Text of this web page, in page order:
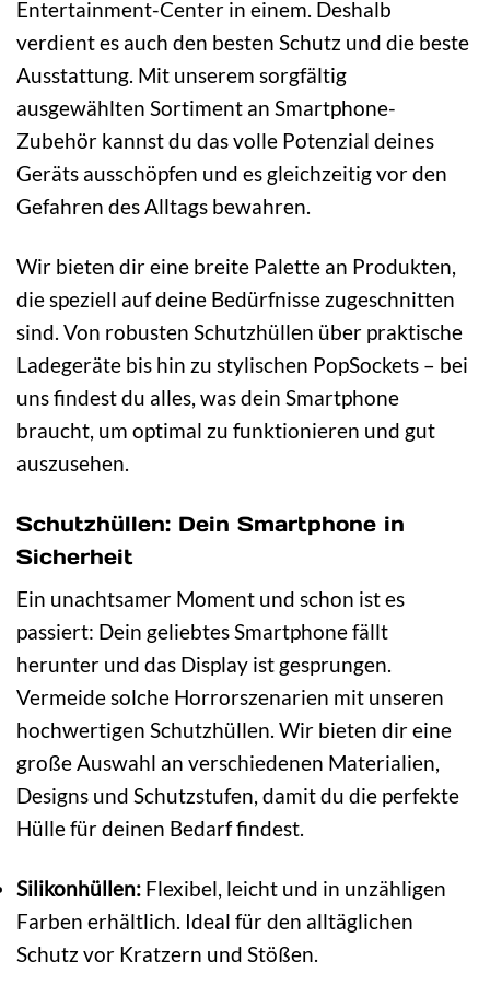
Entertainment-Center in einem. Deshalb
verdient es auch den besten Schutz und die beste
Ausstattung. Mit unserem sorgfältig
ausgewählten Sortiment an Smartphone-
Zubehör kannst du das volle Potenzial deines
Geräts ausschöpfen und es gleichzeitig vor den
Gefahren des Alltags bewahren.
Wir bieten dir eine breite Palette an Produkten,
die speziell auf deine Bedürfnisse zugeschnitten
sind. Von robusten Schutzhüllen über praktische
Ladegeräte bis hin zu stylischen PopSockets – bei
uns findest du alles, was dein Smartphone
braucht, um optimal zu funktionieren und gut
auszusehen.
Schutzhüllen: Dein Smartphone in
Sicherheit
Ein unachtsamer Moment und schon ist es
passiert: Dein geliebtes Smartphone fällt
herunter und das Display ist gesprungen.
Vermeide solche Horrorszenarien mit unseren
hochwertigen Schutzhüllen. Wir bieten dir eine
große Auswahl an verschiedenen Materialien,
Designs und Schutzstufen, damit du die perfekte
Hülle für deinen Bedarf findest.
Silikonhüllen: Flexibel, leicht und in unzähligen
Farben erhältlich. Ideal für den alltäglichen
Schutz vor Kratzern und Stößen.